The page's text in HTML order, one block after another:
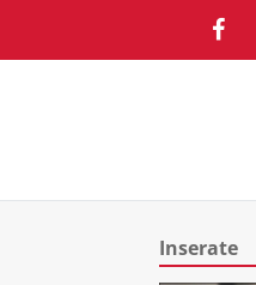
Inserate